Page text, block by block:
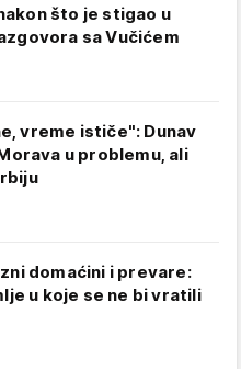
što je stigao u
sa Vučićem
vreme ističe": Dunav
u problemu, ali
domaćini i prevare:
u koje se ne bi vratili